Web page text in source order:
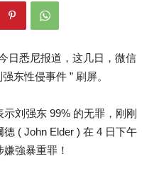
日悉尼报道，这几日，微信
东性侵事件 ” 刷屏。
刘强东 99% 的无罪，刚刚
( John Elder ) 在 4 日下午
強暴重罪！